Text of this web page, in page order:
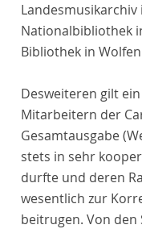
Nationalbibliothek
Bibliothek in
Desweiteren gilt
Mitarbeitern der
Gesamtausgabe
stets in sehr
durfte und deren
wesentlich zur
beitrugen. Von den